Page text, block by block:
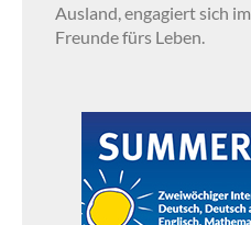
Ausland, engagiert sich
Freunde fürs Leben.